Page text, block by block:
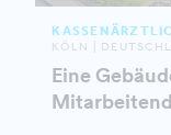
KÖLN |
Eine